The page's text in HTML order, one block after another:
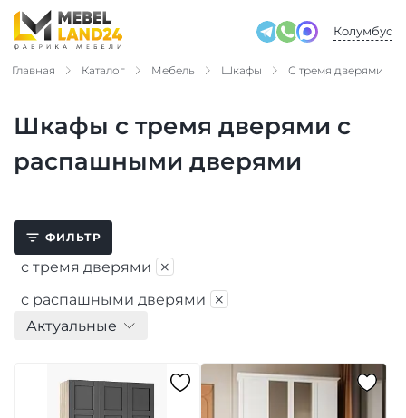
Колумбус
Главная Каталог Мебель Шкафы С тремя дверями
Шкафы с тремя дверями с
распашными дверями
ФИЛЬТР
с тремя дверями ×
с распашными дверями ×
Актуальные